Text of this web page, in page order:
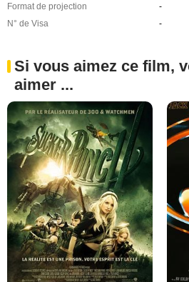
Format de projection
-
N° de Visa
-
Si vous aimez ce film,
aimer ...